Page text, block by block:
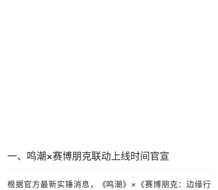
一、鸣潮×赛博朋克联动上线时间官宣
根据官方最新实锤消息，《鸣潮》×《赛博朋克：边缘行